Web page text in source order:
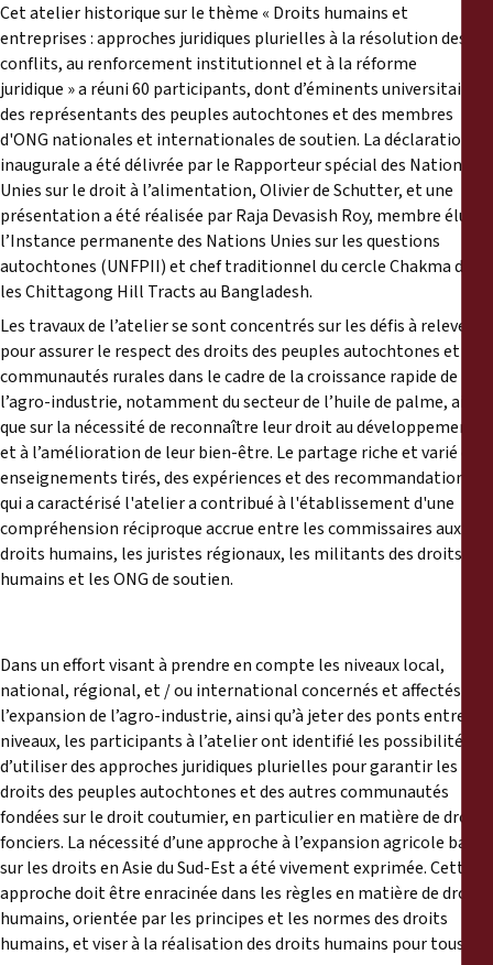
Cet atelier historique sur le thème « Droits humains et
entreprises : approches juridiques plurielles à la résolution des
conflits, au renforcement institutionnel et à la réforme
juridique » a réuni 60 participants, dont d’éminents universitaires,
des représentants des peuples autochtones et des membres
d'ONG nationales et internationales de soutien. La déclaration
inaugurale a été délivrée par le Rapporteur spécial des Nations
Unies sur le droit à l’alimentation, Olivier de Schutter, et une
présentation a été réalisée par Raja Devasish Roy, membre élu de
l’Instance permanente des Nations Unies sur les questions
autochtones (UNFPII) et chef traditionnel du cercle Chakma dans
les Chittagong Hill Tracts au Bangladesh.
Les travaux de l’atelier se sont concentrés sur les défis à relever
pour assurer le respect des droits des peuples autochtones et des
communautés rurales dans le cadre de la croissance rapide de
l’agro-industrie, notamment du secteur de l’huile de palme, ainsi
que sur la nécessité de reconnaître leur droit au développement
et à l’amélioration de leur bien-être. Le partage riche et varié des
enseignements tirés, des expériences et des recommandations
qui a caractérisé l'atelier a contribué à l'établissement d'une
compréhension réciproque accrue entre les commissaires aux
droits humains, les juristes régionaux, les militants des droits
humains et les ONG de soutien.
Dans un effort visant à prendre en compte les niveaux local,
national, régional, et / ou international concernés et affectés par
l’expansion de l’agro-industrie, ainsi qu’à jeter des ponts entre ces
niveaux, les participants à l’atelier ont identifié les possibilités
d’utiliser des approches juridiques plurielles pour garantir les
droits des peuples autochtones et des autres communautés
fondées sur le droit coutumier, en particulier en matière de droits
fonciers. La nécessité d’une approche à l’expansion agricole basée
sur les droits en Asie du Sud-Est a été vivement exprimée. Cette
approche doit être enracinée dans les règles en matière de droits
humains, orientée par les principes et les normes des droits
humains, et viser à la réalisation des droits humains pour tous.